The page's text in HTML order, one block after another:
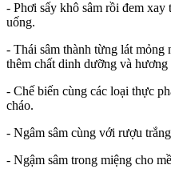
- Phơi sấy khô sâm rồi đem
uống.
- Thái sâm thành từng lát mỏng
thêm chất dinh dưỡng và hương
- Chế biến cùng các loại thực
cháo.
- Ngâm sâm cùng với rượu
- Ngậm sâm trong miệng cho